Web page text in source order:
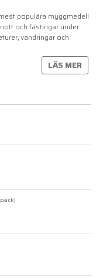
populära myggmedel!
och fästingar under
vandringar och
LÄS MER